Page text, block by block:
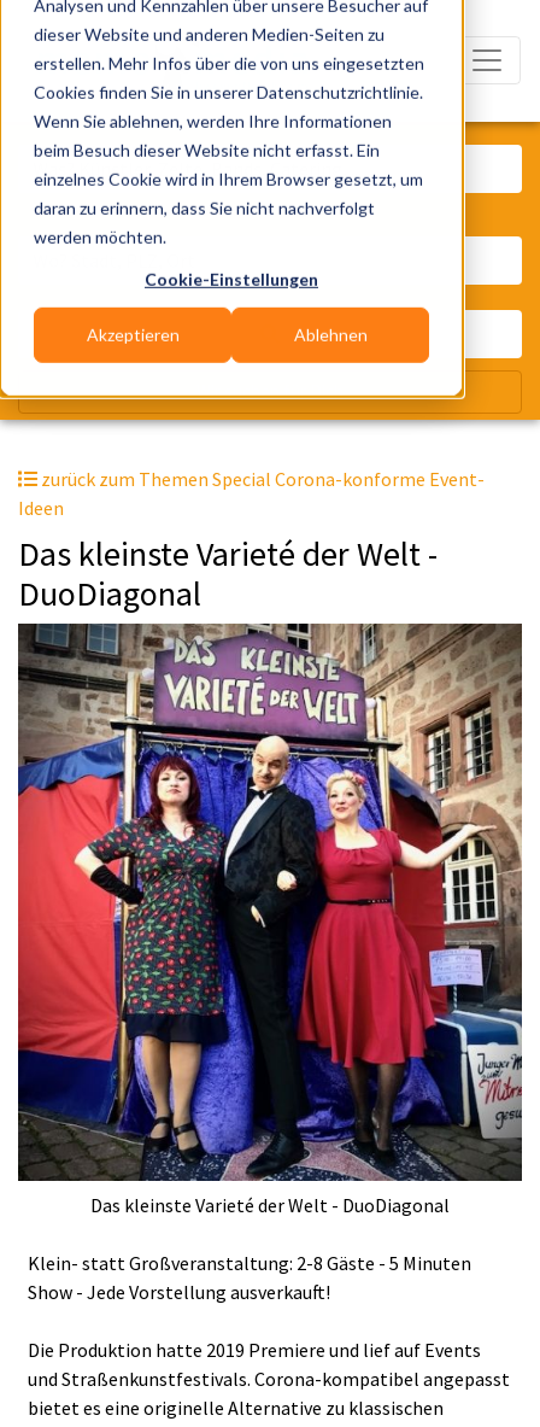
Analysen und Kennzahlen über unsere Besucher auf
dieser Website und anderen Medien-Seiten zu
erstellen. Mehr Infos über die von uns eingesetzten
Cookies finden Sie in unserer Datenschutzrichtlinie.
Wenn Sie ablehnen, werden Ihre Informationen
beim Besuch dieser Website nicht erfasst. Ein
einzelnes Cookie wird in Ihrem Browser gesetzt, um
daran zu erinnern, dass Sie nicht nachverfolgt
werden möchten.
Cookie-Einstellungen
Akzeptieren Ablehnen
zurück zum Themen Special Corona-konforme Event-
Ideen
Das kleinste Varieté der Welt -
DuoDiagonal
Das kleinste Varieté der Welt - DuoDiagonal
Klein- statt Großveranstaltung: 2-8 Gäste - 5 Minuten
Show - Jede Vorstellung ausverkauft!
Die Produktion hatte 2019 Premiere und lief auf Events
und Straßenkunstfestivals. Corona-kompatibel angepasst
bietet es eine originelle Alternative zu klassischen
Was? Künstler, Zelte, Bands,
Wir suchen für Dich